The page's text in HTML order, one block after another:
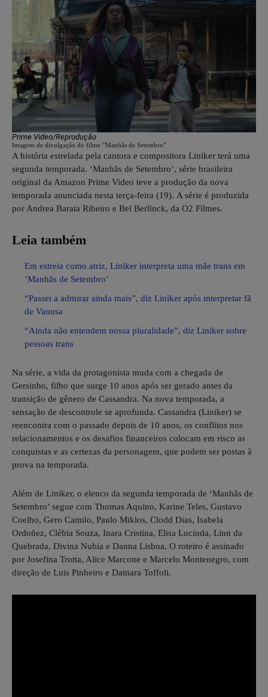
Prime Video/Reprodução
Imagem de divulgação do filme “Manhãs de Setembro”
A história estrelada pela cantora e compositora Liniker terá uma
segunda temporada. ‘Manhãs de Setembro’, série brasileira
original da Amazon Prime Video teve a produção da nova
temporada anunciada nesta terça-feira (19). A série é produzida
por Andrea Barata Ribeiro e Bel Berlinck, da O2 Filmes.
Leia também
Em estreia como atriz, Liniker interpreta uma mãe trans em
‘Manhãs de Setembro’
“Passei a admirar ainda mais”, diz Liniker após interpretar fã
de Vanusa
“Ainda não entendem nossa pluralidade”, diz Liniker sobre
pessoas trans
Na série, a vida da protagonista muda com a chegada de
Gersinho, filho que surge 10 anos após ser gerado antes da
transição de gênero de Cassandra. Na nova temporada, a
sensação de descontrole se aprofunda. Cassandra (Liniker) se
reencontra com o passado depois de 10 anos, os conflitos nos
relacionamentos e os desafios financeiros colocam em risco as
conquistas e as certezas da personagem, que podem ser postas à
prova na temporada.
Além de Liniker, o elenco da segunda temporada de ‘Manhãs de
Setembro’ segue com Thomas Aquino, Karine Teles, Gustavo
Coelho, Gero Camilo, Paulo Miklos, Clodd Dias, Isabela
Ordoñez, Clébia Souza, Inara Cristina, Elisa Lucinda, Linn da
Quebrada, Divina Nubia e Danna Lisboa. O roteiro é assinado
por Josefina Trotta, Alice Marcone e Marcelo Montenegro, com
direção de Luis Pinheiro e Dainara Toffoli.